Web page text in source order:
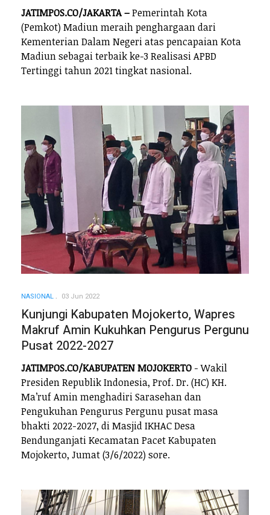
JATIMPOS.CO/JAKARTA –Pemerintah Kota
(Pemkot) Madiun meraih penghargaan dari
Kementerian Dalam Negeri atas pencapaian Kota
Madiun sebagai terbaik ke-3 Realisasi APBD
Tertinggi tahun 2021 tingkat nasional.
NASIONAL 03 Jun 2022
Kunjungi Kabupaten Mojokerto, Wapres
Makruf Amin Kukuhkan Pengurus Pergunu
Pusat 2022-2027
JATIMPOS.CO/KABUPATEN MOJOKERTO - Wakil
Presiden Republik Indonesia, Prof. Dr. (HC) KH.
Ma’ruf Amin menghadiri Sarasehan dan
Pengukuhan Pengurus Pergunu pusat masa
bhakti 2022-2027, di Masjid IKHAC Desa
Bendunganjati Kecamatan Pacet Kabupaten
Mojokerto, Jumat (3/6/2022) sore.